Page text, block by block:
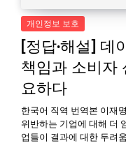
개인정보 보호
[정답·해설] 데
책임과 소비자
요하다
한국어 직역 번역본 이재
위반하는 기업에 대해 더
업들이 결과에 대한 두려